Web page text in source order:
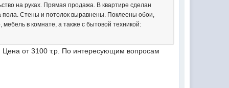
на руках. Прямая продажа. В квартире сделан
пола. Стены и потолок выравнены. Поклеены обои,
в комнате, а также с бытовой техникой:
Цена от 3100 т.р. По интересующим вопросам